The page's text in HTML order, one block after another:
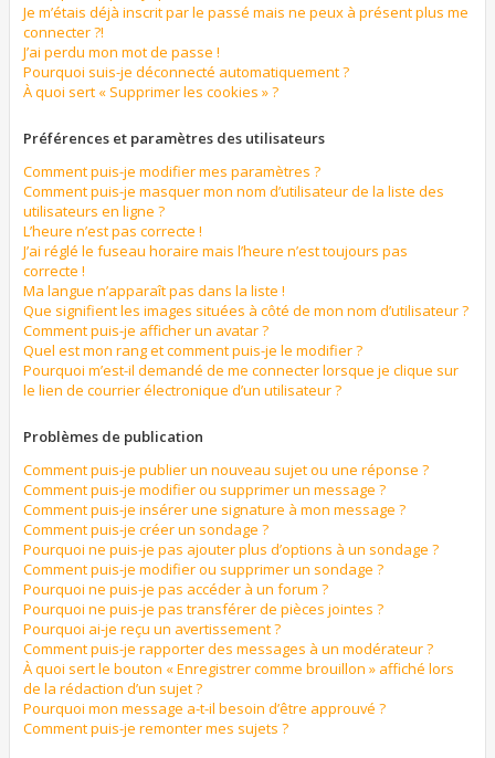
Je m’étais déjà inscrit par le passé mais ne peux à présent plus me
connecter ?!
J’ai perdu mon mot de passe !
Pourquoi suis-je déconnecté automatiquement ?
À quoi sert « Supprimer les cookies » ?
Préférences et paramètres des utilisateurs
Comment puis-je modifier mes paramètres ?
Comment puis-je masquer mon nom d’utilisateur de la liste des
utilisateurs en ligne ?
L’heure n’est pas correcte !
J’ai réglé le fuseau horaire mais l’heure n’est toujours pas
correcte !
Ma langue n’apparaît pas dans la liste !
Que signifient les images situées à côté de mon nom d’utilisateur ?
Comment puis-je afficher un avatar ?
Quel est mon rang et comment puis-je le modifier ?
Pourquoi m’est-il demandé de me connecter lorsque je clique sur
le lien de courrier électronique d’un utilisateur ?
Problèmes de publication
Comment puis-je publier un nouveau sujet ou une réponse ?
Comment puis-je modifier ou supprimer un message ?
Comment puis-je insérer une signature à mon message ?
Comment puis-je créer un sondage ?
Pourquoi ne puis-je pas ajouter plus d’options à un sondage ?
Comment puis-je modifier ou supprimer un sondage ?
Pourquoi ne puis-je pas accéder à un forum ?
Pourquoi ne puis-je pas transférer de pièces jointes ?
Pourquoi ai-je reçu un avertissement ?
Comment puis-je rapporter des messages à un modérateur ?
À quoi sert le bouton « Enregistrer comme brouillon » affiché lors
de la rédaction d’un sujet ?
Pourquoi mon message a-t-il besoin d’être approuvé ?
Comment puis-je remonter mes sujets ?